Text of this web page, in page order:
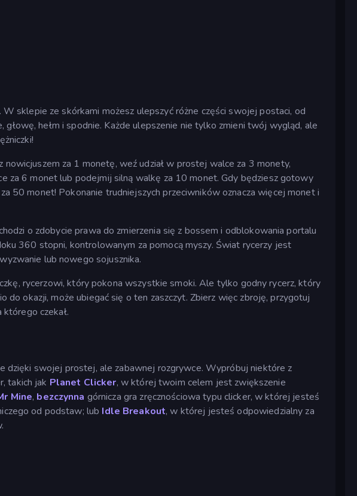
sklepie ze skórkami możesz ulepszyć różne części swojej postaci, od
głowę, hełm i spodnie. Każde ulepszenie nie tylko zmieni twój wygląd, ale
za 1 monetę, weź udział w prostej walce za 3 monety,
za 6 monet lub podejmij silną walkę za 10 monet. Gdy będziesz gotowy
50 monet! Pokonanie trudniejszych przeciwników oznacza więcej monet i
o zdobycie prawa do zmierzenia się z bossem i odblokowania portalu
360 stopni, kontrolowanym za pomocą myszy. Świat rycerzy jest
lub nowego sojusznika.
rycerzowi, który pokona wszystkie smoki. Ale tylko godny rycerz, który
do okazji, może ubiegać się o ten zaszczyt. Zbierz więc zbroję, przygotuj
czekał.
dzięki swojej prostej, ale zabawnej rozgrywce. Wypróbuj niektóre z
takich jak Planet Clicker, w której twoim celem jest zwiększenie
Mine, bezczynna górnicza gra zręcznościowa typu clicker, w której jesteś
od podstaw; lub Idle Breakout, w której jesteś odpowiedzialny za